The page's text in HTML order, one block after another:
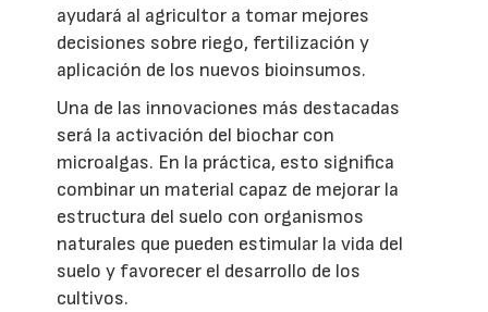
ayudará al agricultor a tomar mejores
decisiones sobre riego, fertilización y
aplicación de los nuevos bioinsumos.
Una de las innovaciones más destacadas
será la activación del biochar con
microalgas. En la práctica, esto significa
combinar un material capaz de mejorar la
estructura del suelo con organismos
naturales que pueden estimular la vida del
suelo y favorecer el desarrollo de los
cultivos.